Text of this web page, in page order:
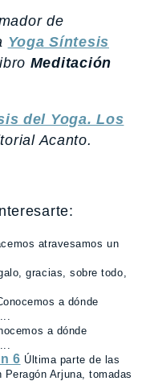
de
Yoga Síntesis
Meditación
del Yoga. Los
Acanto.
atravesamos un
gracias, sobre todo,
a dónde
a dónde
6 Última parte de las
Arjuna, tomadas